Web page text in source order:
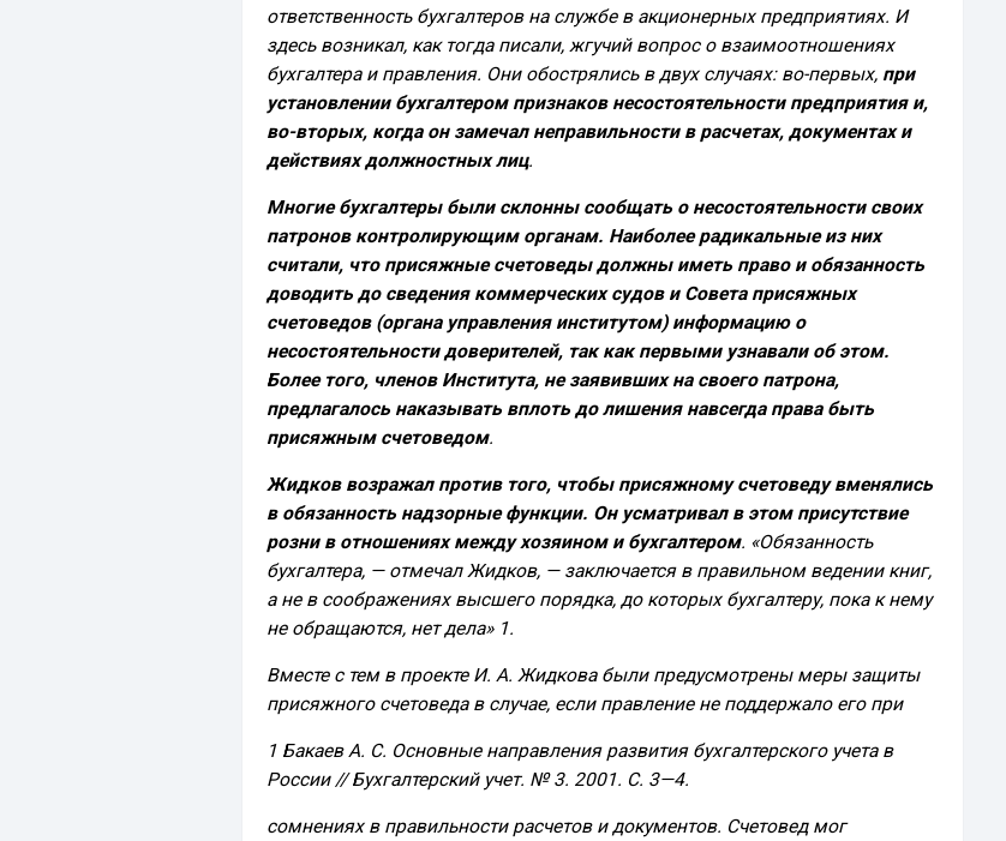
ответственность бухгалтеров на службе в акционерных предприятиях. И
здесь возникал, как тогда писали, жгучий вопрос о взаимоотношениях
бухгалтера и правления. Они обострялись в двух случаях: во-первых, при
установлении бухгалтером признаков несостоятельности предприятия и,
во-вторых, когда он замечал неправильности в расчетах, документах и
действиях должностных лиц.
Многие бухгалтеры были склонны сообщать о несостоятельности своих
патронов контролирующим органам. Наиболее радикальные из них
считали, что присяжные счетоведы должны иметь право и обязанность
доводить до сведения коммерческих судов и Совета присяжных
счетоведов (органа управления институтом) информацию о
несостоятельности доверителей, так как первыми узнавали об этом.
Более того, членов Института, не заявивших на своего патрона,
предлагалось наказывать вплоть до лишения навсегда права быть
присяжным счетоведом.
Жидков возражал против того, чтобы присяжному счетоведу вменялись
в обязанность надзорные функции. Он усматривал в этом присутствие
розни в отношениях между хозяином и бухгалтером. «Обязанность
бухгалтера, — отмечал Жидков, — заключается в правильном ведении книг,
а не в соображениях высшего порядка, до которых бухгалтеру, пока к нему
не обращаются, нет дела» 1.
Вместе с тем в проекте И. А. Жидкова были предусмотрены меры защиты
присяжного счетоведа в случае, если правление не поддержало его при
1 Бакаев А. С. Основные направления развития бухгалтерского учета в
России // Бухгалтерский учет. № 3. 2001. С. 3—4.
сомнениях в правильности расчетов и документов. Счетовед мог